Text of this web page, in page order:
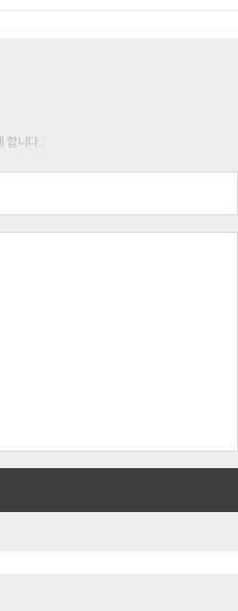
합니다.